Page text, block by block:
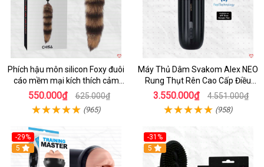
Phích hậu môn silicon Foxy đuôi
cáo mềm mại kích thích cảm
giác mới
550.000₫ 625.000₫
(965)
Máy Thủ Dâm Svakom Alex NEO
Rung Thụt Rên Cao Cấp Điều
Khiển App
3.550.000₫ 4.551.000₫
(958)
-29%
Hot
5
-31%
5